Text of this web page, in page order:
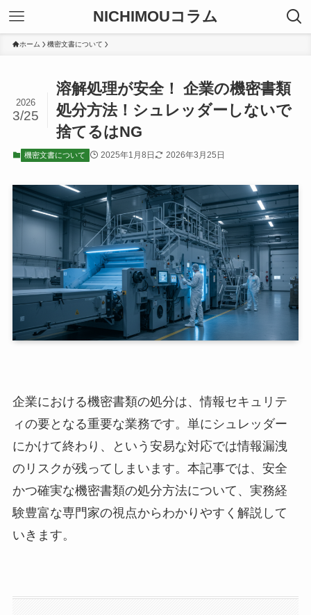
NICHIMOUコラム
ホーム 機密文書について
溶解処理が安全！ 企業の機密書類
処分方法！シュレッダーしないで
捨てるはNG
2026
3/25
機密文書について 2025年1月8日 2026年3月25日
企業における機密書類の処分は、情報セキュリテ
ィの要となる重要な業務です。単にシュレッダー
にかけて終わり、という安易な対応では情報漏洩
のリスクが残ってしまいます。本記事では、安全
かつ確実な機密書類の処分方法について、実務経
験豊富な専門家の視点からわかりやすく解説して
いきます。